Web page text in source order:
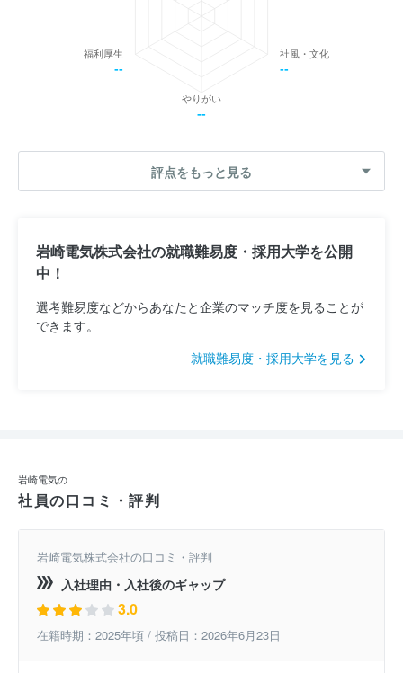
社風・文化
--
やりがい
--
福利厚生
--
評点をもっと見る
岩崎電気株式会社の就職難易度・採用大学を公開
中！
選考難易度などからあなたと企業のマッチ度を見ることが
できます。
就職難易度・採用大学を見る
岩崎電気の
社員の口コミ・評判
岩崎電気株式会社の口コミ・評判
入社理由・入社後のギャップ
3.0
在籍時期：2025年頃 / 投稿日：2026年6月23日